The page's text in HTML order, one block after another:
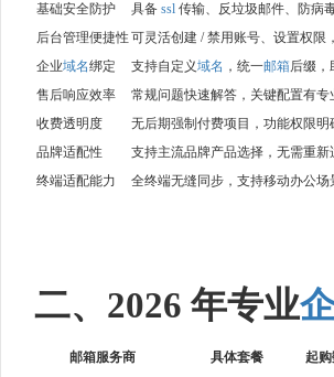
基础安全防护
具备 ssl 传输、反垃圾邮件、防病
后台管理便捷性 可灵活创建 / 禁用账号、设置权限
企业域名绑定 支持自定义域名 ，统一邮箱后缀，
售后响应效率
常规问题快速解答，关键配置有
收费透明度
无后期强制付费项目，功能权限明
品牌适配性
支持主流品牌产品选择，无需重新
终端适配能力
全终端无缝同步，支持移动办公
二、2026 年专业
邮箱服务商 具体套餐 起